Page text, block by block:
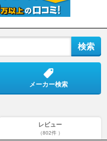
メーカー検索
レビュー
（802件 ）